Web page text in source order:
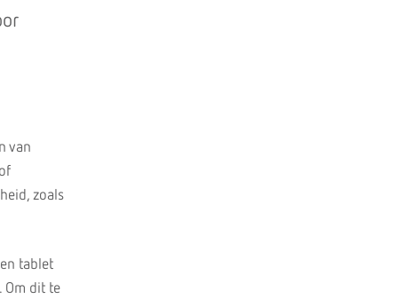
van
zoals
tablet
Om dit te